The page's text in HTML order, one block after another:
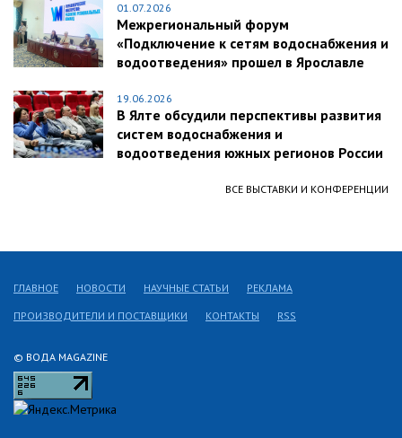
01.07.2026
Межрегиональный форум
«Подключение к сетям водоснабжения и
водоотведения» прошел в Ярославле
19.06.2026
В Ялте обсудили перспективы развития
систем водоснабжения и
водоотведения южных регионов России
ВСЕ ВЫСТАВКИ И КОНФЕРЕНЦИИ
© ВОДА MAGAZINE
ГЛАВНОЕ НОВОСТИ НАУЧНЫЕ СТАТЬИ РЕКЛАМА
ПРОИЗВОДИТЕЛИ И ПОСТАВЩИКИ КОНТАКТЫ RSS